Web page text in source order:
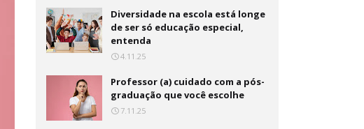
Diversidade na escola está longe
de ser só educação especial,
entenda
4.11.25
Professor (a) cuidado com a pós-
graduação que você escolhe
7.11.25